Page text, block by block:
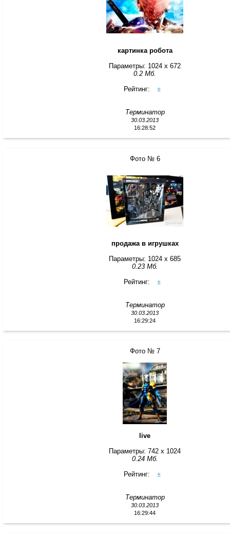
картинка робота
Параметры: 1024 x 672
0.2 Мб.
Рейтинг:
±
Терминатор
30.03.2013
16:28:52
Фото № 6
продажа в игрушках
Параметры: 1024 x 685
0.23 Мб.
Рейтинг:
±
Терминатор
30.03.2013
16:29:24
Фото № 7
live
Параметры: 742 x 1024
0.24 Мб.
Рейтинг:
±
Терминатор
30.03.2013
16:29:44